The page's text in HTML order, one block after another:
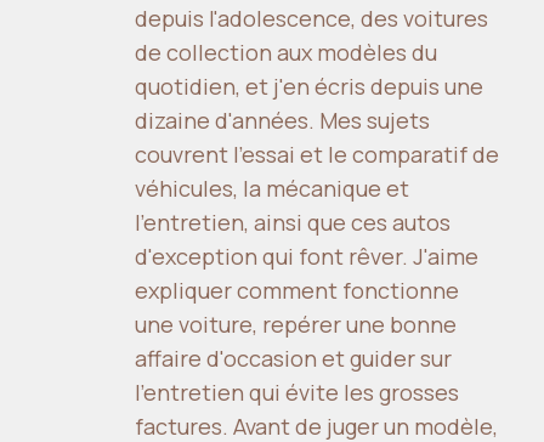
depuis l'adolescence, des voitures
de collection aux modèles du
quotidien, et j'en écris depuis une
dizaine d'années. Mes sujets
couvrent l'essai et le comparatif de
véhicules, la mécanique et
l'entretien, ainsi que ces autos
d'exception qui font rêver. J'aime
expliquer comment fonctionne
une voiture, repérer une bonne
affaire d'occasion et guider sur
l'entretien qui évite les grosses
factures. Avant de juger un modèle,